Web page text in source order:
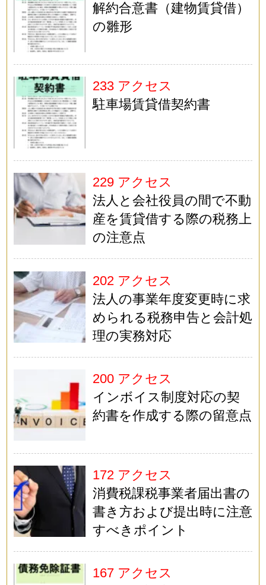
解約合意書（建物賃貸借）
の雛形
233 アクセス
駐車場賃貸借契約書
229 アクセス
法人と会社役員の間で不動
産を賃貸借する際の税務上
の注意点
202 アクセス
法人の事業年度変更時に求
められる税務申告と会計処
理の実務対応
200 アクセス
インボイス制度対応の契
約書を作成する際の留意点
172 アクセス
消費税課税事業者届出書の
書き方および提出時に注意
すべきポイント
167 アクセス